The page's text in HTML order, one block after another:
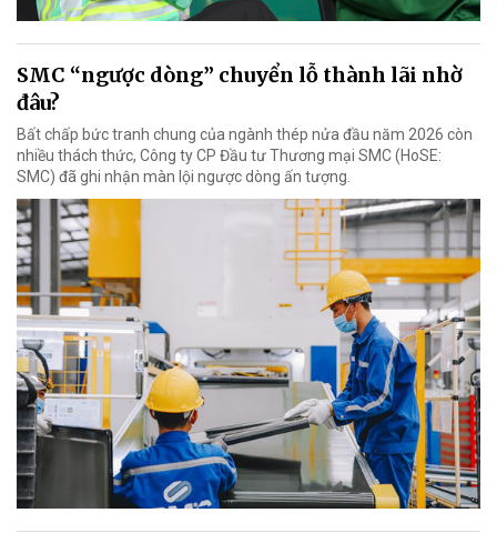
SMC “ngược dòng” chuyển lỗ thành lãi nhờ
đâu?
Bất chấp bức tranh chung của ngành thép nửa đầu năm 2026 còn
nhiều thách thức, Công ty CP Đầu tư Thương mại SMC (HoSE:
SMC) đã ghi nhận màn lội ngược dòng ấn tượng.